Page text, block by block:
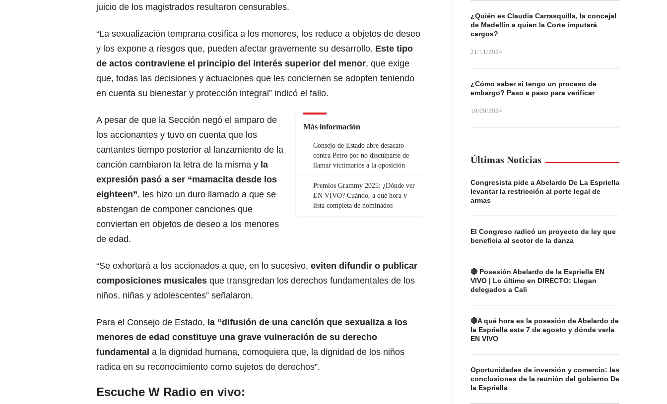
juicio de los magistrados resultaron censurables.
“La sexualización temprana cosifica a los menores, los reduce a objetos de deseo
y los expone a riesgos que, pueden afectar gravemente su desarrollo. Este tipo
de actos contraviene el principio del interés superior del menor, que exige
que, todas las decisiones y actuaciones que les conciernen se adopten teniendo
en cuenta su bienestar y protección integral” indicó el fallo.
Más información
Consejo de Estado abre desacato
contra Petro por no disculparse de
llamar victimarios a la oposición
Premios Grammy 2025: ¿Dónde ver
EN VIVO? Cuándo, a qué hora y
lista completa de nominados
A pesar de que la Sección negó el amparo de
los accionantes y tuvo en cuenta que los
cantantes tiempo posterior al lanzamiento de la
canción cambiaron la letra de la misma y la
expresión pasó a ser “mamacita desde los
eighteen”, les hizo un duro llamado a que se
abstengan de componer canciones que
conviertan en objetos de deseo a los menores
de edad.
“Se exhortará a los accionados a que, en lo sucesivo, eviten difundir o publicar
composiciones musicales que transgredan los derechos fundamentales de los
niños, niñas y adolescentes” señalaron.
Para el Consejo de Estado, la “difusión de una canción que sexualiza a los
menores de edad constituye una grave vulneración de su derecho
fundamental a la dignidad humana, comoquiera que, la dignidad de los niños
radica en su reconocimiento como sujetos de derechos”.
Escuche W Radio en vivo:
¿Quién es Claudia Carrasquilla, la concejal
de Medellín a quien la Corte imputará
cargos?
21/11/2024
¿Cómo saber si tengo un proceso de
embargo? Paso a paso para verificar
19/09/2024
Últimas Noticias
Congresista pide a Abelardo De La Espriella
levantar la restricción al porte legal de
armas
El Congreso radicó un proyecto de ley que
beneficia al sector de la danza
🔴 Posesión Abelardo de la Espriella EN
VIVO | Lo último en DIRECTO: Llegan
delegados a Cali
🔴A qué hora es la posesión de Abelardo de
la Espriella este 7 de agosto y dónde verla
EN VIVO
Oportunidades de inversión y comercio: las
conclusiones de la reunión del gobierno De
la Espriella